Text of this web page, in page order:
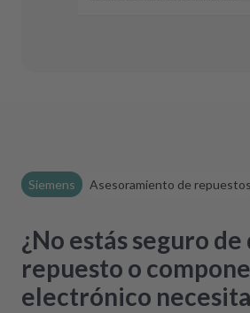
Siemens Asesoramiento de repuestos
¿No estás seguro de
repuesto o
electrónico